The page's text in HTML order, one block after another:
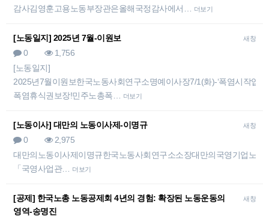
감사김영훈고용노동부장관은올해국정감사에서…
더보기
새창
[노동일지] 2025년 7월-이원보
0
1,756
[노동일지]
2025년7월이원보한국노동사회연구소명예이사장7/1(화)-‘폭염시작업중
폭염휴식권보장!민주노총폭…
더보기
새창
[노동이사] 대만의 노동이사제-이명규
0
2,975
대만의노동이사제이명규한국노동사회연구소소장대만의국영기업노
「국영사업관…
더보기
새창
[공제] 한국노총 노동공제회 4년의 경험: 확장된 노동운동의
영역-송명진